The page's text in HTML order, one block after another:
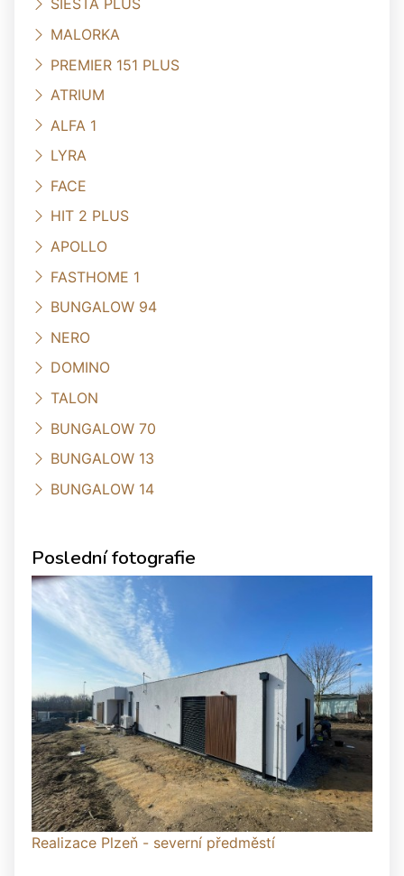
SIESTA PLUS
MALORKA
PREMIER 151 PLUS
ATRIUM
ALFA 1
LYRA
FACE
HIT 2 PLUS
APOLLO
FASTHOME 1
BUNGALOW 94
NERO
DOMINO
TALON
BUNGALOW 70
BUNGALOW 13
BUNGALOW 14
Poslední fotografie
Realizace Plzeň - severní předměstí